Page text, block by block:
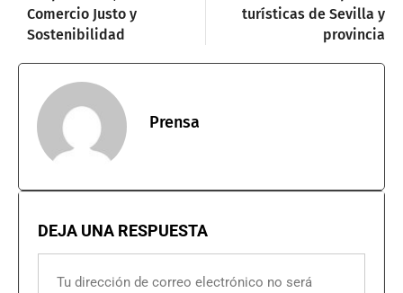
Comercio Justo y
Sostenibilidad
turísticas de Sevilla y
provincia
Prensa
DEJA UNA RESPUESTA
Tu dirección de correo electrónico no será